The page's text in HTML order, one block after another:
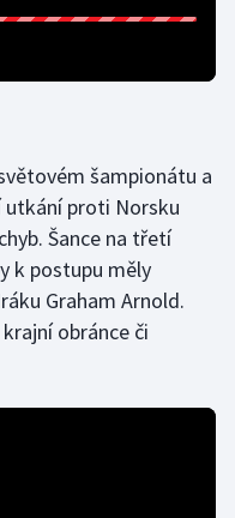
šampionátu a
utkání proti Norsku
Šance na třetí
k postupu měly
Graham Arnold.
obránce či